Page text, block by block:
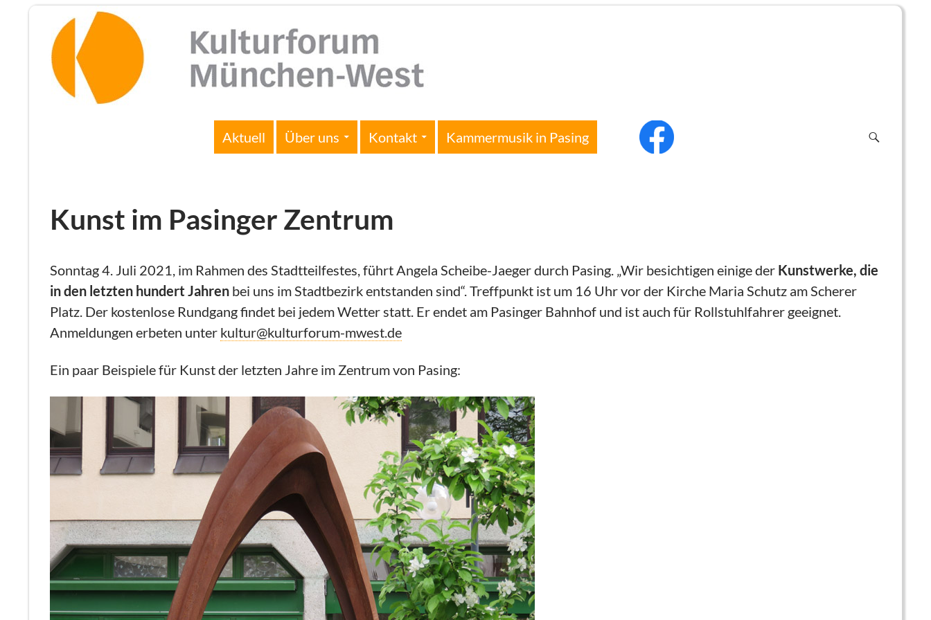
Aktuell Über uns Kontakt Kammermusik in Pasing f
Kunst im Pasinger Zentrum
Sonntag 4. Juli 2021, im Rahmen des Stadtteilfestes, führt Angela Scheibe-Jaeger durch Pasing. „Wir besichtigen einige der Kunstwerke, die
in den letzten hundert Jahren bei uns im Stadtbezirk entstanden sind“. Treffpunkt ist um 16 Uhr vor der Kirche Maria Schutz am Scherer
Platz. Der kostenlose Rundgang findet bei jedem Wetter statt. Er endet am Pasinger Bahnhof und ist auch für Rollstuhlfahrer geeignet.
Anmeldungen erbeten unter kultur@kulturforum-mwest.de
Ein paar Beispiele für Kunst der letzten Jahre im Zentrum von Pasing: